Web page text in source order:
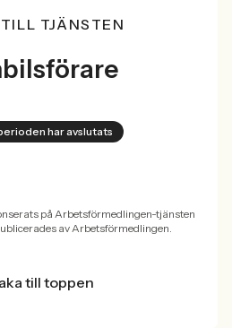
TJÄNSTEN
har avslutats
på Arbetsförmedlingen-tjänsten
av Arbetsförmedlingen.
till toppen